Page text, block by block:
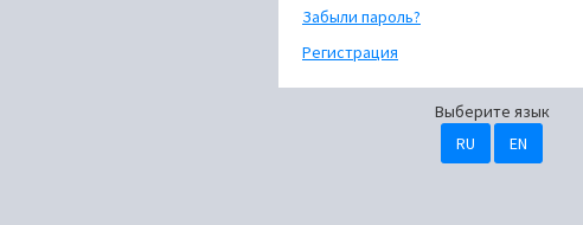
Забыли пароль?
Регистрация
Выберите язык